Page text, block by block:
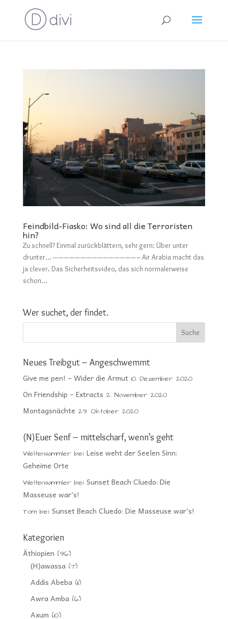
Feindbild-Fiasko: Wo sind all die Terroristen
hin?
Zu schnell? Einmal zurückblättern, sehr gern: Über unter
drunter… ———————————————– Air Arabia macht das
ja clever. Das Sicherheitsvideo, das sich normalerweise
schon...
Wer suchet, der findet.
Neues Treibgut – Angeschwemmt
Give me pen! – Wider die Armut 10. Dezember 2020
On Friendship – Extracts 2. November 2020
Montagsnächte 29. Oktober 2020
(N)Euer Senf – mittelscharf, wenn’s geht
Weltensammlerbei Leise weht der Seelen Sinn:
Geheime Orte
Weltensammlerbei Sunset Beach Cluedo: Die
Masseuse war’s!
Tombei Sunset Beach Cluedo: Die Masseuse war’s!
Kategorien
Äthiopien (96)
(H)awassa(7)
Addis Abeba(11)
Awra Amba(6)
Axum (10)